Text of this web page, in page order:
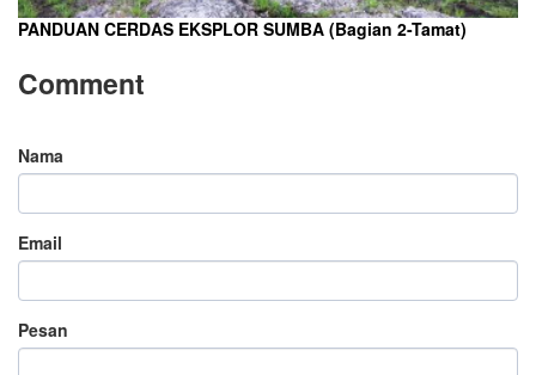
PANDUAN CERDAS EKSPLOR SUMBA (Bagian 2-Tamat)
Comment
Nama
Email
Pesan